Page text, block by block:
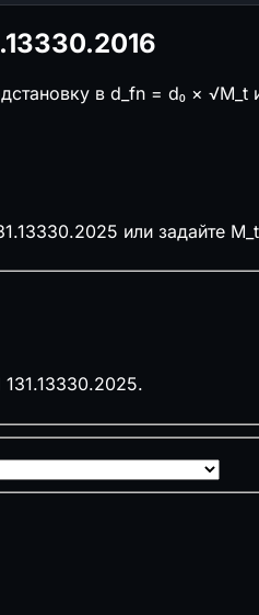
в d_fn = d₀ ×
или задайте